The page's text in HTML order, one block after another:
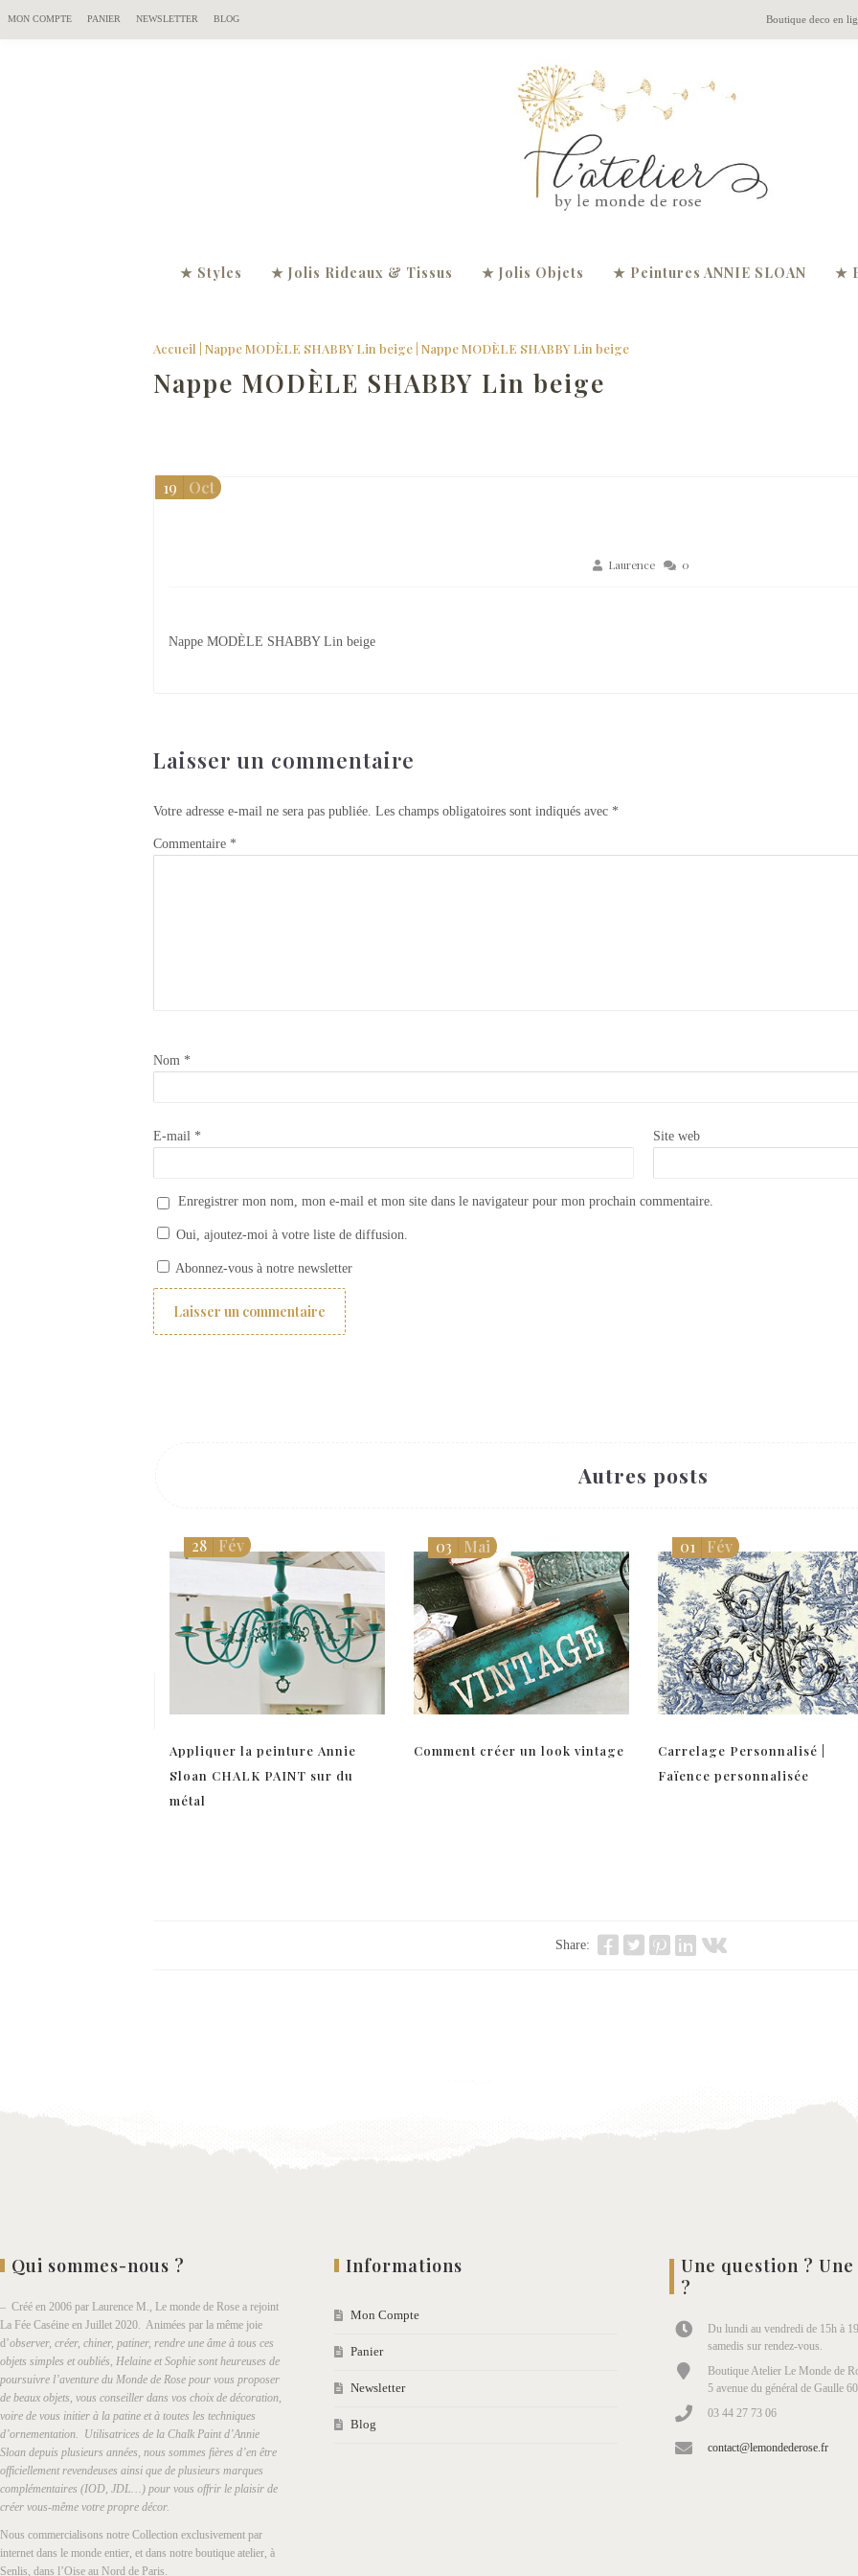
Boutique deco en
MON COMPTE PANIER NEWSLETTER BLOG
★ Styles ★ Jolis Rideaux & Tissus ★ Jolis Objets ★ Peintures ANNIE SLOAN ★
Accueil Nappe MODÈLE SHABBY Lin beige Nappe MODÈLE SHABBY Lin beige
Nappe MODÈLE SHABBY Lin beige
Laurence 0
19 Oct
Nappe MODÈLE SHABBY Lin beige
Laisser un commentaire
Votre adresse e-mail ne sera pas publiée. Les champs obligatoires sont indiqués avec *
Commentaire *
Nom *
E-mail * Site web
Enregistrer mon nom, mon e-mail et mon site dans le navigateur pour mon prochain commentaire.
Oui, ajoutez-moi à votre liste de diffusion.
Abonnez-vous à notre newsletter
Autres posts
Appliquer la peinture Annie
Sloan CHALK PAINT sur du
métal
28 Fév
Comment créer un look vintage
03 Mai
Carrelage Personnalisé |
Faïence personnalisée
01 Fév
Share:
Qui sommes-nous ?
– Créé en 2006 par Laurence M., Le monde de Rose a rejoint
La Fée Caséine en Juillet 2020. Animées par la même joie
d’observer, créer, chiner, patiner, rendre une âme à tous ces
objets simples et oubliés, Helaine et Sophie sont heureuses de
poursuivre l’aventure du Monde de Rose pour vous proposer
de beaux objets, vous conseiller dans vos choix de décoration,
voire de vous initier à la patine et à toutes les techniques
d’ornementation. Utilisatrices de la Chalk Paint d’Annie
Sloan depuis plusieurs années, nous sommes fières d’en être
officiellement revendeuses ainsi que de plusieurs marques
complémentaires (IOD, JDL…) pour vous offrir le plaisir de
créer vous-même votre propre décor.
Nous commercialisons notre Collection exclusivement par
internet dans le monde entier, et dans notre boutique atelier, à
Senlis, dans l’Oise au Nord de Paris.
Informations
Mon Compte
Panier
Newsletter
Blog
Une question ?
?
Du lundi au vendredi de 15h à
samedis sur rendez-vous.
Boutique Atelier Le Monde de
5 avenue du général de Gaulle
03 44 27 73 06
contact@lemondederose.fr